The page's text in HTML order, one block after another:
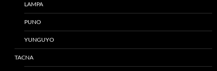
LAMPA
PUNO
YUNGUYO
TACNA